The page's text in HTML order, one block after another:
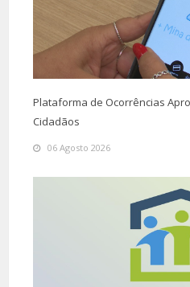
Plataforma de Ocorrências
Cidadãos
06 Agosto 2026